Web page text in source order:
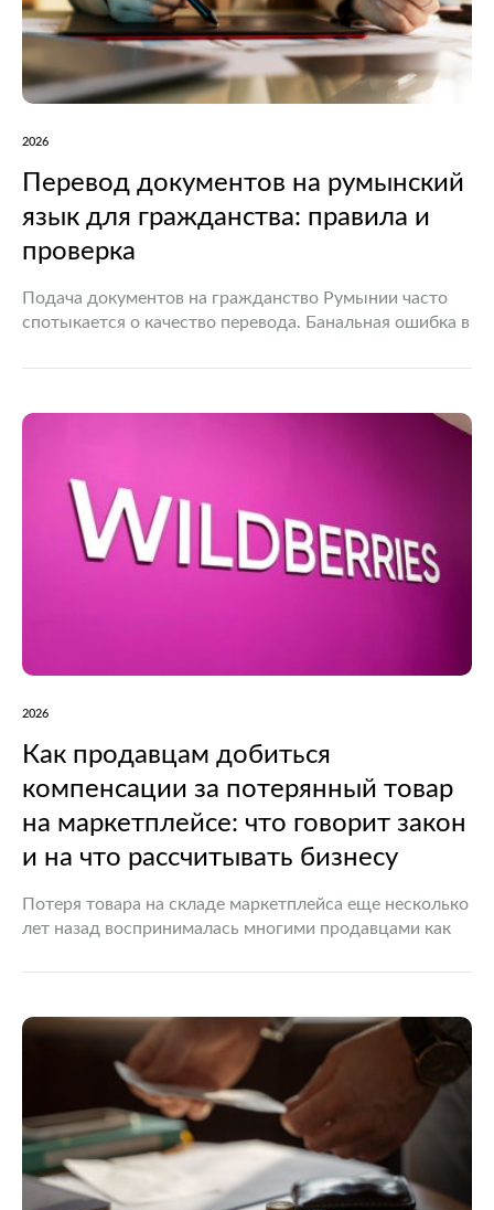
2026
Перевод документов на румынский
язык для гражданства: правила и
проверка
Подача документов на гражданство Румынии часто
спотыкается о качество перевода. Банальная ошибка в
переведенная печать в архивной справке гарантируют
2026
Как продавцам добиться
компенсации за потерянный товар
на маркетплейсе: что говорит закон
и на что рассчитывать бизнесу
Потеря товара на складе маркетплейса еще несколько
лет назад воспринималась многими продавцами как
меняется. Рост количества судебных споров,
правоприменительной…